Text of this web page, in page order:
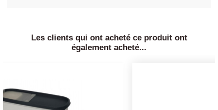
Les clients qui ont acheté ce produit ont
également acheté...